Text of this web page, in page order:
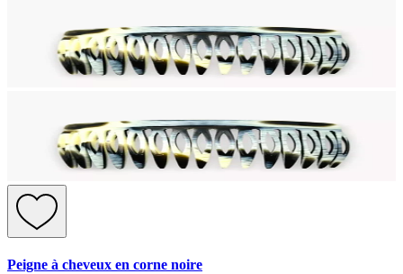
Peigne à cheveux en corne noire